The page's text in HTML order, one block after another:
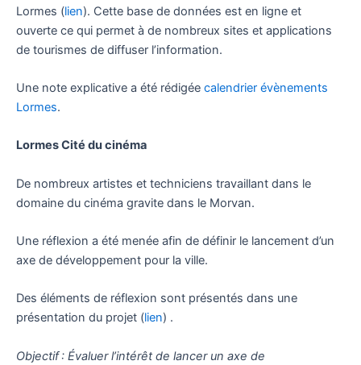
Lormes (lien). Cette base de données est en ligne et
ouverte ce qui permet à de nombreux sites et applications
de tourismes de diffuser l’information.
Une note explicative a été rédigée calendrier évènements
Lormes.
Lormes Cité du cinéma
De nombreux artistes et techniciens travaillant dans le
domaine du cinéma gravite dans le Morvan.
Une réflexion a été menée afin de définir le lancement d’un
axe de développement pour la ville.
Des éléments de réflexion sont présentés dans une
présentation du projet (lien) .
Objectif : Évaluer l’intérêt de lancer un axe de